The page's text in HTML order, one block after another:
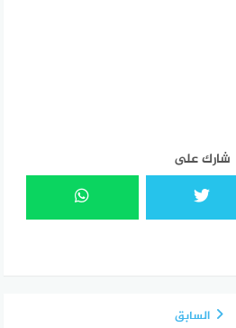
شارك على
السابق